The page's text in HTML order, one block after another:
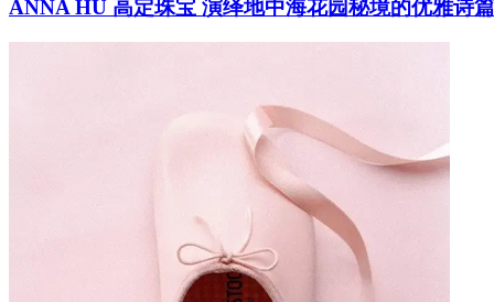
ANNA HU 高定珠宝 演绎地中海花园秘境的优雅诗篇